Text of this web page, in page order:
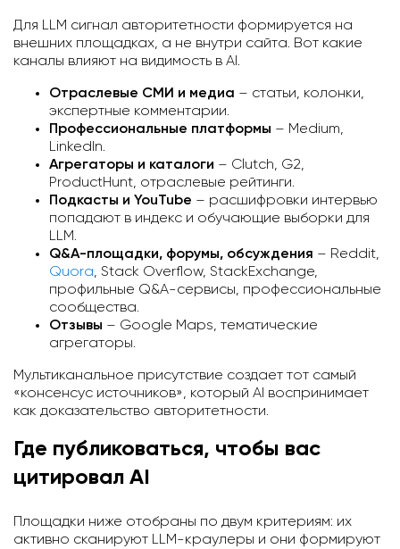
Для LLM сигнал авторитетности формируется на
внешних площадках, а не внутри сайта. Вот какие
каналы влияют на видимость в AI.
Отраслевые СМИ и медиа – статьи, колонки,
экспертные комментарии.
Профессиональные платформы – Medium,
LinkedIn.
Агрегаторы и каталоги – Clutch, G2,
ProductHunt, отраслевые рейтинги.
Подкасты и YouTube – расшифровки интервью
попадают в индекс и обучающие выборки для
LLM.
Q&A-площадки, форумы, обсуждения – Reddit,
Quora, Stack Overflow, StackExchange,
профильные Q&A-сервисы, профессиональные
сообщества.
Отзывы – Google Maps, тематические
агрегаторы.
Мультиканальное присутствие создает тот самый
«консенсус источников», который AI воспринимает
как доказательство авторитетности.
Где публиковаться, чтобы вас
цитировал AI
Площадки ниже отобраны по двум критериям: их
активно сканируют LLM-краулеры и они формируют